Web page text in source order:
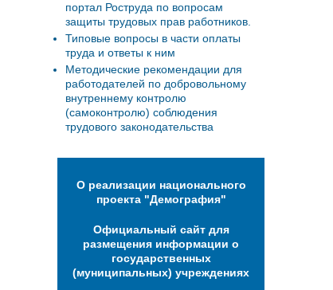
портал Роструда по вопросам
защиты трудовых прав работников.
Типовые вопросы в части оплаты
труда и ответы к ним
Методические рекомендации для
работодателей по добровольному
внутреннему контролю
(самоконтролю) соблюдения
трудового законодательства
О реализации национального
проекта "Демография"
Официальный сайт для
размещения информации о
государственных
(муниципальных) учреждениях